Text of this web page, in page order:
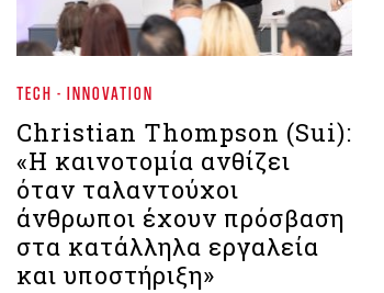
TECH - INNOVATION
Christian Thompson (Sui):
«Η καινοτομία ανθίζει
όταν ταλαντούχοι
άνθρωποι έχουν πρόσβαση
στα κατάλληλα εργαλεία
και υποστήριξη»